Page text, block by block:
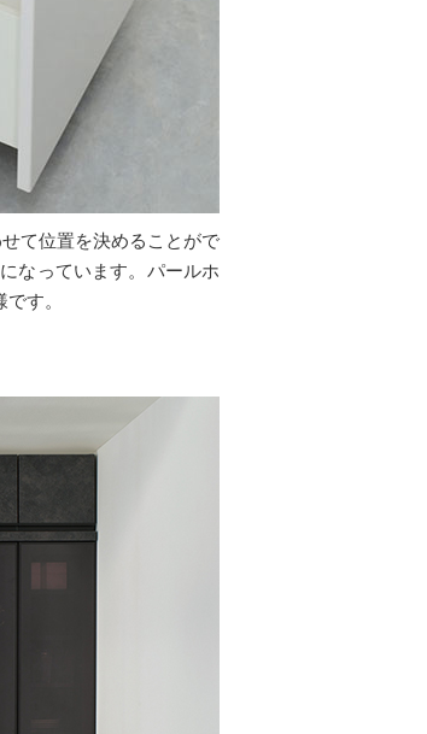
て位置を決めることがで
なっています。パールホ
す。